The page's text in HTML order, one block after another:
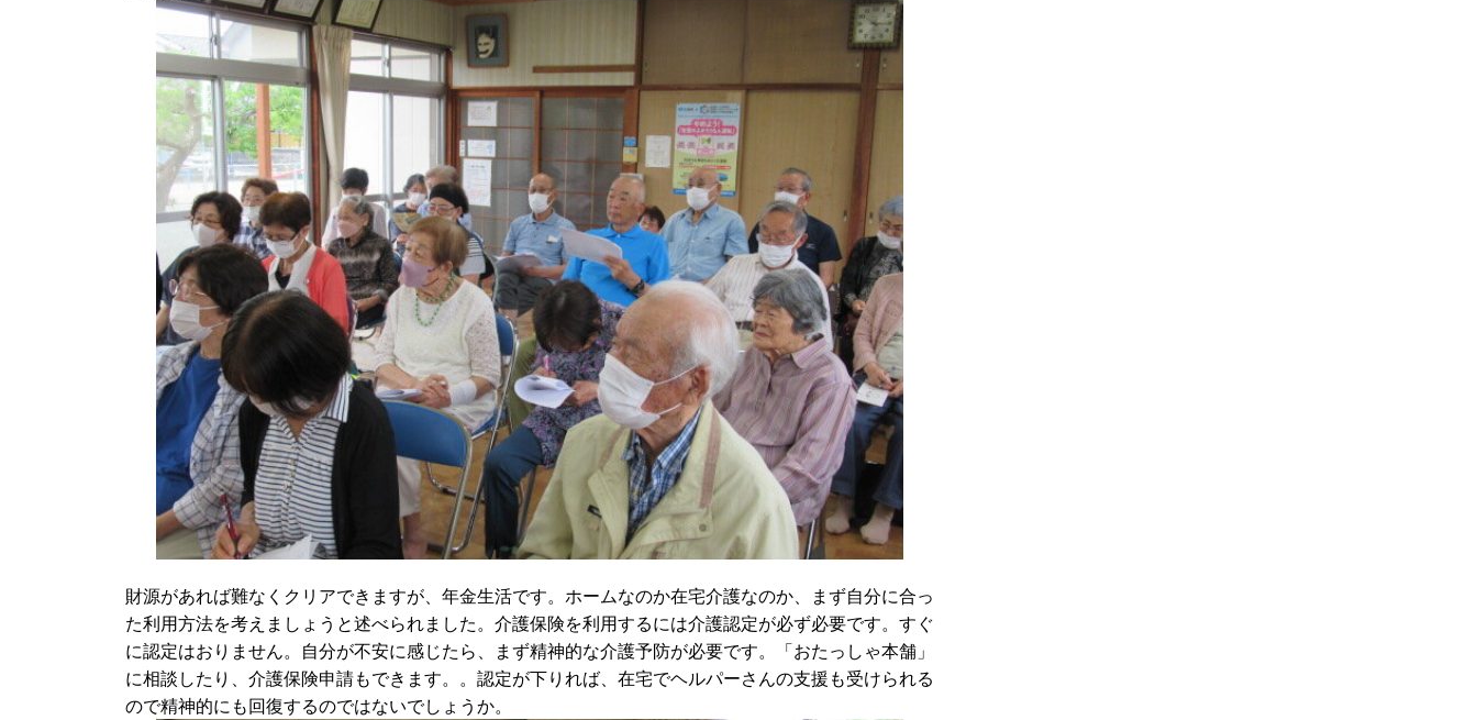
財源があれば難なくクリアできますが、年金生活です。ホームなのか在宅介護なのか、まず自分に合っ
た利用方法を考えましょうと述べられました。介護保険を利用するには介護認定が必ず必要です。すぐ
に認定はおりません。自分が不安に感じたら、まず精神的な介護予防が必要です。「おたっしゃ本舗」
に相談したり、介護保険申請もできます。。認定が下りれば、在宅でヘルパーさんの支援も受けられる
ので精神的にも回復するのではないでしょうか。